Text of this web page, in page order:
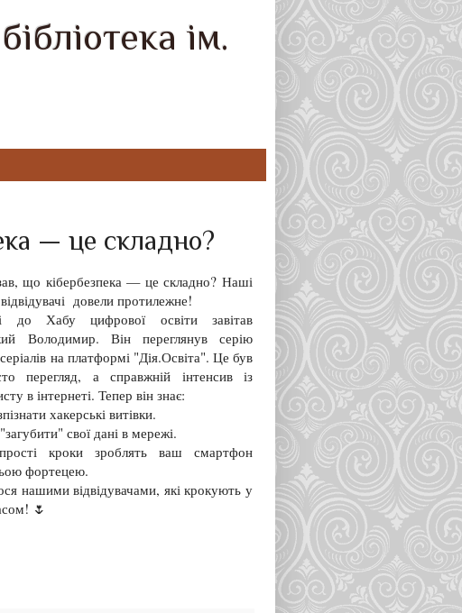
ім.
— це складно?
що кібербезпека — це складно? Наші
відвідувачі довели протилежне!
до Хабу цифрової освіти завітав
Володимир. Він переглянув серію
серіалів на платформі "Дія.Освіта". Це був
перегляд, а справжній інтенсив із
в інтернеті. Тепер він знає:
хакерські витівки.
свої дані в мережі.
кроки зроблять ваш смартфон
фортецею.
нашими відвідувачами, які крокують у
🌷